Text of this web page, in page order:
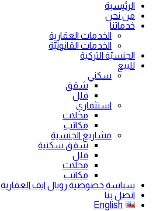
الرئيسية
من نحن
خدماتنا
الخدمات العقارية
الخدمات القانونيّة
الجنسيّة التركية
للبيع
سكني
شقق
فلل
استثماري
محلات
مكاتب
مشاريع الجنسية
شقق سكنية
فلل
محلات
مكاتب
سياسة خصوصية رويال ايف العقارية
اتصل بنا
English